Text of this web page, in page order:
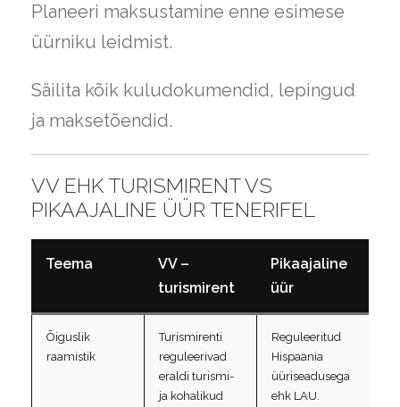
Planeeri maksustamine enne esimese
üürniku leidmist.
Säilita kõik kuludokumendid, lepingud
ja maksetõendid.
VV EHK TURISMIRENT VS
PIKAAJALINE ÜÜR TENERIFEL
Teema
VV –
turismirent
Pikaajaline
üür
Õiguslik
raamistik
Turismirenti
reguleerivad
eraldi turismi-
ja kohalikud
Reguleeritud
Hispaania
üüriseadusega
ehk LAU.